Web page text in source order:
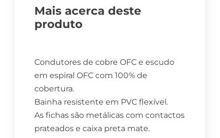
Mais acerca deste
produto
Condutores de cobre OFC e escudo
em espiral OFC com 100% de
cobertura.
Bainha resistente em PVC flexível.
As fichas são metálicas com contactos
prateados e caixa preta mate.